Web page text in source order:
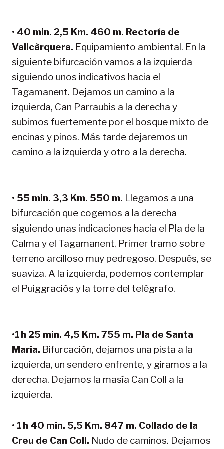
• 40 min. 2,5 Km. 460 m. Rectoría de
Vallcàrquera. Equipamiento ambiental. En la
siguiente bifurcación vamos a la izquierda
siguiendo unos indicativos hacia el
Tagamanent. Dejamos un camino a la
izquierda, Can Parraubis a la derecha y
subimos fuertemente por el bosque mixto de
encinas y pinos. Más tarde dejaremos un
camino a la izquierda y otro a la derecha.
• 55 min. 3,3 Km. 550 m. Llegamos a una
bifurcación que cogemos a la derecha
siguiendo unas indicaciones hacia el Pla de la
Calma y el Tagamanent, Primer tramo sobre
terreno arcilloso muy pedregoso. Después, se
suaviza. A la izquierda, podemos contemplar
el Puiggraciós y la torre del telégrafo.
•1 h 25 min. 4,5 Km. 755 m. Pla de Santa
Maria. Bifurcación, dejamos una pista a la
izquierda, un sendero enfrente, y giramos a la
derecha. Dejamos la masía Can Coll a la
izquierda.
• 1 h 40 min. 5,5 Km. 847 m. Collado de la
Creu de Can Coll. Nudo de caminos. Dejamos